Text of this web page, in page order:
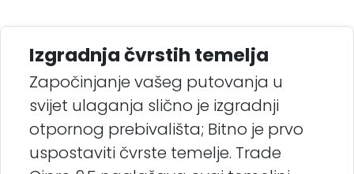
Izgradnja čvrstih temelja
Započinjanje vašeg putovanja u
svijet ulaganja slično je izgradnji
otpornog prebivališta; Bitno je prvo
uspostaviti čvrste temelje. Trade